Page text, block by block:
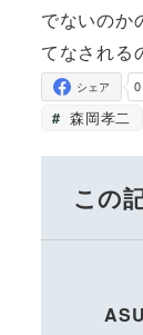
でないのか
てなされる
0
シェア
森岡孝二
この